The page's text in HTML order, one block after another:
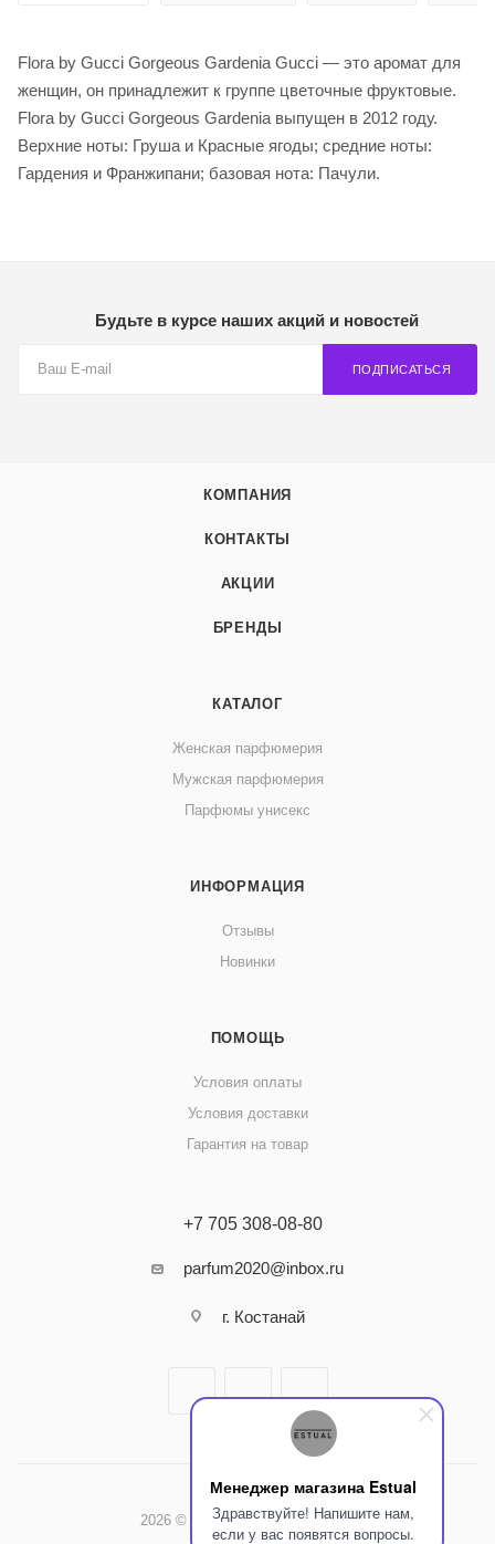
Менеджер магазина Estual
Здравствуйте! Напишите нам,
если у вас появятся вопросы.
Flora by Gucci Gorgeous Gardenia Gucci — это аромат для
женщин, он принадлежит к группе цветочные фруктовые.
Flora by Gucci Gorgeous Gardenia выпущен в 2012 году.
Верхние ноты: Груша и Красные ягоды; средние ноты:
Гардения и Франжипани; базовая нота: Пачули.
Будьте в курсе наших акций и новостей
ПОДПИСАТЬСЯ
КОМПАНИЯ
КОНТАКТЫ
АКЦИИ
БРЕНДЫ
КАТАЛОГ
Женская парфюмерия
Мужская парфюмерия
Парфюмы унисекс
ИНФОРМАЦИЯ
Отзывы
Новинки
ПОМОЩЬ
Условия оплаты
Условия доставки
Гарантия на товар
+7 705 308-08-80
parfum2020@inbox.ru
г. Костанай
2026 © Интернет-магазин Estual